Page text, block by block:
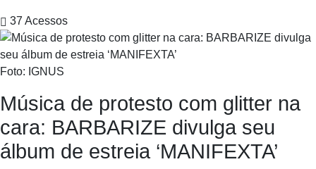
37 Acessos
Foto: IGNUS
Música de protesto com glitter na
cara: BARBARIZE divulga seu
álbum de estreia ‘MANIFEXTA’